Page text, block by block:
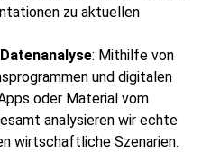
zu aktuellen
: Mithilfe von
und digitalen
oder Material vom
analysieren wir echte
wirtschaftliche Szenarien.